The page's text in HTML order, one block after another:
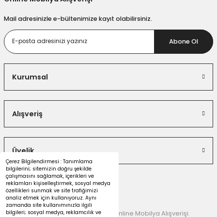
Çerez Bilgilendirmesi : Tanımlama
bilgilerini; sitemizin doğru şekilde
çalışmasını sağlamak, içerikleri ve
reklamları kişiselleştirmek, sosyal medya
özellikleri sunmak ve site trafiğimizi
analiz etmek için kullanıyoruz. Aynı
zamanda site kullanımınızla ilgili
bilgileri; sosyal medya, reklamcılık ve
Mail adresinizle e-bültenimize kayıt olabilirsiniz.
Abone Ol
Kurumsal
Alışveriş
Üyelik
© 2026 Dekorister Mobilya | Online Mobilya Alışverişi.